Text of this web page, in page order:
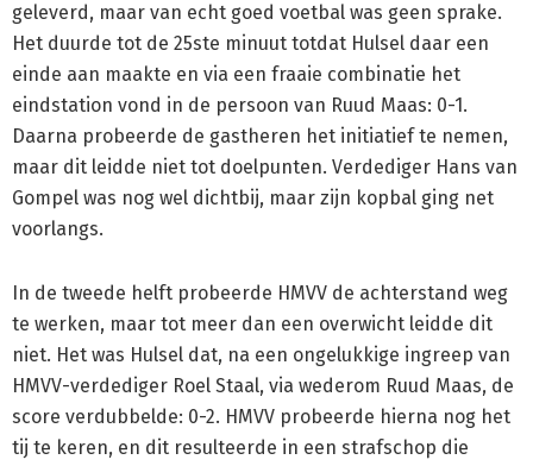
geleverd, maar van echt goed voetbal was geen sprake.
Het duurde tot de 25ste minuut totdat Hulsel daar een
einde aan maakte en via een fraaie combinatie het
eindstation vond in de persoon van Ruud Maas: 0-1.
Daarna probeerde de gastheren het initiatief te nemen,
maar dit leidde niet tot doelpunten. Verdediger Hans van
Gompel was nog wel dichtbij, maar zijn kopbal ging net
voorlangs.
In de tweede helft probeerde HMVV de achterstand weg
te werken, maar tot meer dan een overwicht leidde dit
niet. Het was Hulsel dat, na een ongelukkige ingreep van
HMVV-verdediger Roel Staal, via wederom Ruud Maas, de
score verdubbelde: 0-2. HMVV probeerde hierna nog het
tij te keren, en dit resulteerde in een strafschop die